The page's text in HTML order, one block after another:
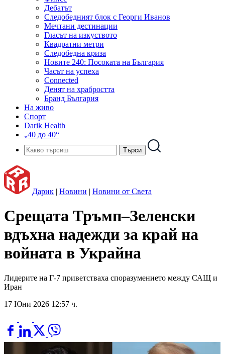
Дебатът
Следобедният блок с Георги Иванов
Мечтани дестинации
Гласът на изкуството
Квадратни метри
Следобедна криза
Новите 240: Посоката на България
Часът на успеха
Connected
Денят на храбростта
Бранд България
На живо
Спорт
Darik Health
„40 до 40“
Дарик | Новини | Новини от Света
Срещата Тръмп–Зеленски
вдъхна надежди за край на
войната в Украйна
Лидерите на Г-7 приветстваха споразумението между САЩ и
Иран
17 Юни 2026 12:57 ч.